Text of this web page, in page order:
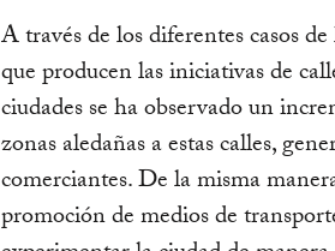
A través de los diferentes casos
que producen las iniciativas de
ciudades se ha observado un
zonas aledañas a estas calles,
comerciantes. De la misma
promoción de medios de